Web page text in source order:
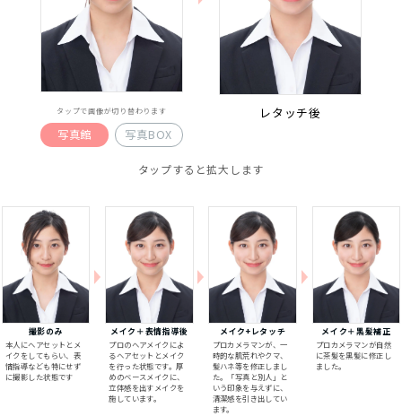
タップで画像が切り替わります
写真館 写真BOX
レタッチ後
タップすると拡大します
撮影のみ
本人にヘアセットとメ
イクをしてもらい、表
情指導なども特にせず
に撮影した状態です
メイク＋表情指導後
プロのヘアメイクによ
るヘアセットとメイク
を行った状態です。厚
めのベースメイクに、
立体感を出すメイクを
施しています。
メイク+レタッチ
プロカメラマンが、一
時的な肌荒れやクマ、
髪ハネ等を修正しまし
た。「写真と別人」と
いう印象を与えずに、
清潔感を引き出してい
ます。
メイク＋黒髪補正
プロカメラマンが自然
に茶髪を黒髪に修正し
ました。